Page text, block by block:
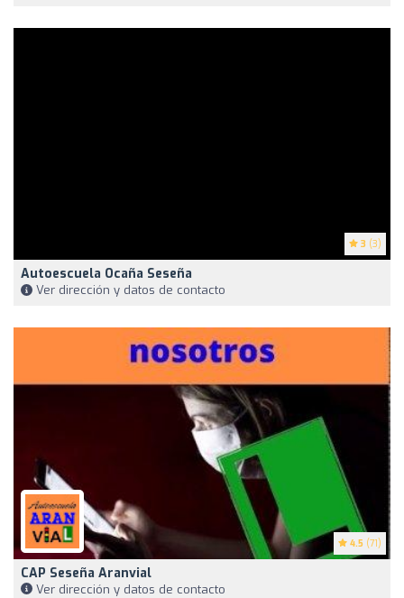
3 (3)
Autoescuela Ocaña Seseña
Ver dirección y datos de contacto
4.5 (71)
CAP Seseña Aranvial
Ver dirección y datos de contacto